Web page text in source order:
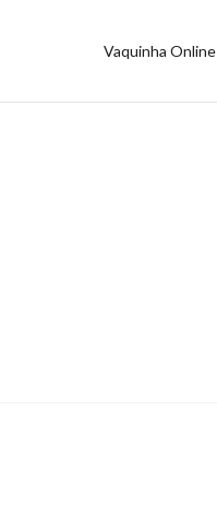
Vaquinha Online